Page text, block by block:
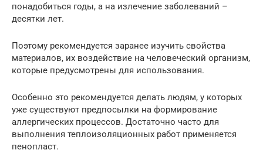
понадобиться годы, а на излечение заболеваний –
десятки лет.
Поэтому рекомендуется заранее изучить свойства
материалов, их воздействие на человеческий организм,
которые предусмотрены для использования.
Особенно это рекомендуется делать людям, у которых
уже существуют предпосылки на формирование
аллергических процессов. Достаточно часто для
выполнения теплоизоляционных работ применяется
пенопласт.